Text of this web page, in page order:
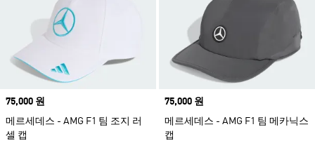
Price
75,000 원
메르세데스 - AMG F1 팀 조지 러
셀 캡
Price
75,000 원
메르세데스 - AMG F1 팀 메카닉스
캡